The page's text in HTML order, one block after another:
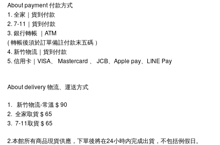
About payment 付款方式
1. 全家｜貨到付款
2. 7-11 ｜貨到付款
3. 銀行轉帳
ATM
( 轉帳後須於訂單備註付款末五碼 ）
4. 新竹物流｜貨到付款
5. 信用卡｜ VISA、 Mastercard 、 JCB、 Apple pay、 LINE Pay
About delivery 物流、運送方式
1. 新竹物流-常溫 $ 90
2. 全家取貨 $ 65
3. 7-11取貨 $ 65
2.本館所有商品現貨供應，下單後將在24小時内完成出貨，不包括例假日。